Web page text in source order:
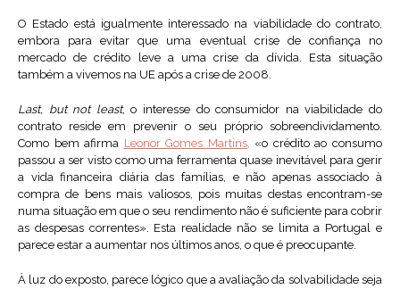
O Estado está igualmente interessado na viabilidade do contrato,
embora para evitar que uma eventual crise de confiança no
mercado de crédito leve a uma crise da dívida. Esta situação
também a vivemos na UE após a crise de 2008.
Last, but not least, o interesse do consumidor na viabilidade do
contrato reside em prevenir o seu próprio sobreendividamento.
Como bem afirma Leonor Gomes Martins, «o crédito ao consumo
passou a ser visto como uma ferramenta quase inevitável para gerir
a vida financeira diária das famílias, e não apenas associado à
compra de bens mais valiosos, pois muitas destas encontram-se
numa situação em que o seu rendimento não é suficiente para cobrir
as despesas correntes». Esta realidade não se limita a Portugal e
parece estar a aumentar nos últimos anos, o que é preocupante.
À luz do exposto, parece lógico que a avaliação da solvabilidade seja